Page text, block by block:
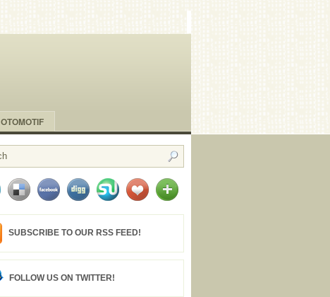
OTOMOTIF
SUBSCRIBE TO OUR RSS FEED!
FOLLOW US ON TWITTER!